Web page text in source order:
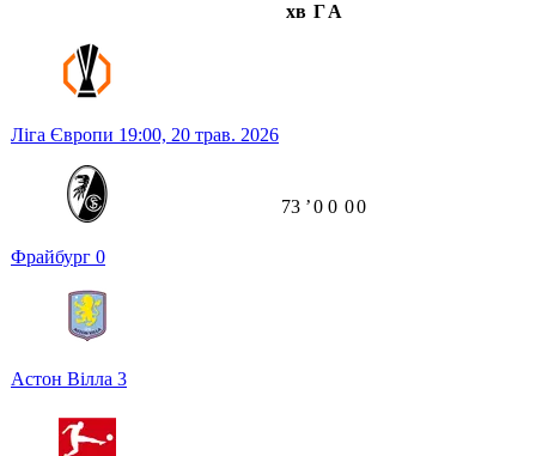
хв ГА
Ліга Європи 19:00, 20 трав. 2026
Фрайбург 0
Астон Вілла 3
73 ʼ0 0 00